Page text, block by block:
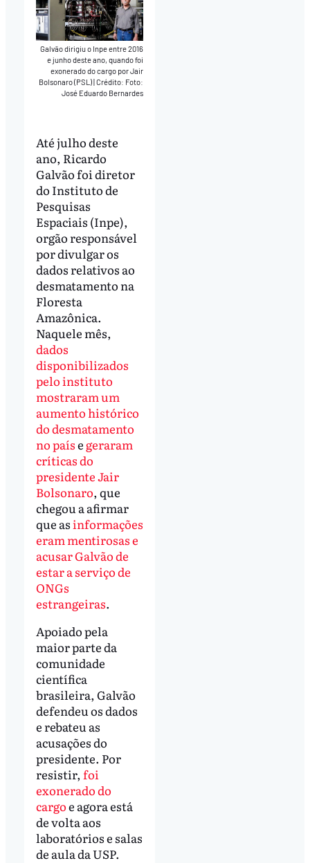
Galvão dirigiu o Inpe entre 2016
e junho deste ano, quando foi
exonerado do cargo por Jair
Bolsonaro (PSL) Crédito: Foto:
José Eduardo Bernardes
Até julho deste
ano, Ricardo
Galvão foi diretor
do Instituto de
Pesquisas
Espaciais (Inpe),
orgão responsável
por divulgar os
dados relativos ao
desmatamento na
Floresta
Amazônica.
Naquele mês,
dados
disponibilizados
pelo instituto
mostraram um
aumento histórico
do desmatamento
no paísegeraram
críticas do
presidente Jair
Bolsonaro, que
chegou a afirmar
que asinformações
eram mentirosas e
acusar Galvão de
estar a serviço de
ONGs
estrangeiras.
Apoiado pela
maior parte da
comunidade
científica
brasileira, Galvão
defendeu os dados
e rebateu as
acusações do
presidente. Por
resistir, foi
exonerado do
cargoe agora está
de volta aos
laboratórios e salas
de aula da USP.